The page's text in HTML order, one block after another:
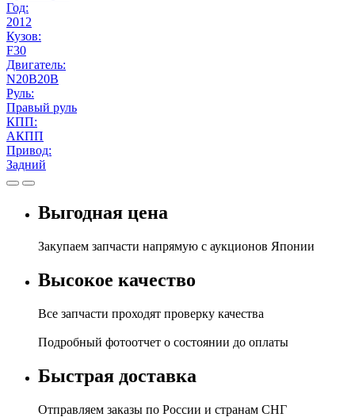
Год:
2012
Кузов:
F30
Двигатель:
N20B20B
Руль:
Правый руль
КПП:
АКПП
Привод:
Задний
Выгодная цена
Закупаем запчасти напрямую с аукционов Японии
Высокое качество
Все запчасти проходят проверку качества
Подробный фотоотчет о состоянии до оплаты
Быстрая доставка
Отправляем заказы по России и странам СНГ